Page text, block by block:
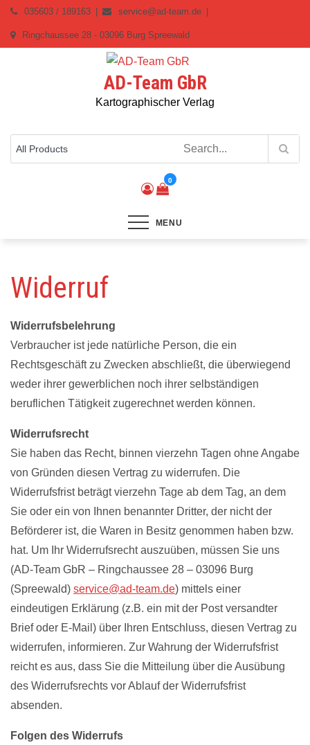
Skip
content
035603 / 189163 service@ad-team.de
Ringchaussee 28 - 03096 Burg Spreewald
AD-Team GbR
Kartographischer Verlag
0
MENU
Widerruf
Widerrufsbelehrung
Verbraucher ist jede natürliche Person, die ein
Rechtsgeschäft zu Zwecken abschließt, die überwiegend
weder ihrer gewerblichen noch ihrer selbständigen
beruflichen Tätigkeit zugerechnet werden können.
Widerrufsrecht
Sie haben das Recht, binnen vierzehn Tagen ohne Angabe
von Gründen diesen Vertrag zu widerrufen. Die
Widerrufsfrist beträgt vierzehn Tage ab dem Tag, an dem
Sie oder ein von Ihnen benannter Dritter, der nicht der
Beförderer ist, die Waren in Besitz genommen haben bzw.
hat. Um Ihr Widerrufsrecht auszuüben, müssen Sie uns
(AD-Team GbR – Ringchaussee 28 – 03096 Burg
(Spreewald) service@ad-team.de) mittels einer
eindeutigen Erklärung (z.B. ein mit der Post versandter
Brief oder E-Mail) über Ihren Entschluss, diesen Vertrag zu
widerrufen, informieren. Zur Wahrung der Widerrufsfrist
reicht es aus, dass Sie die Mitteilung über die Ausübung
des Widerrufsrechts vor Ablauf der Widerrufsfrist
absenden.
Folgen des Widerrufs